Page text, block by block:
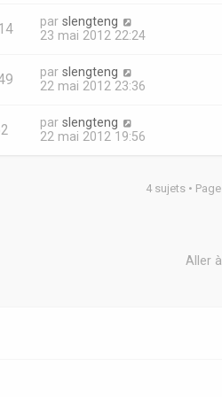
par slengteng
23 mai 2012 22:24
par slengteng
22 mai 2012 23:36
par slengteng
22 mai 2012 19:56
4 sujets • Page
Aller à